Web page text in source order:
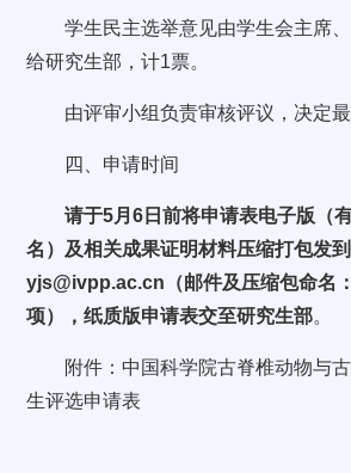
学生民主选举意见由学生会主席
给研究生部，计1票。
由评审小组负责审核评议，决定最
四、申请时间
请于5月6日前将申请表电子版（
名）及相关成果证明材料压缩打包发到
yjs@ivpp.ac.cn（邮件及压缩包命名
项），纸质版申请表交至研究生部。
附件：中国科学院古脊椎动物与
生评选申请表